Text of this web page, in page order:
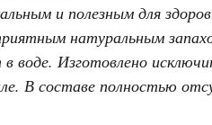
и полезным для
натуральным
воде. Изготовлено
В составе полностью